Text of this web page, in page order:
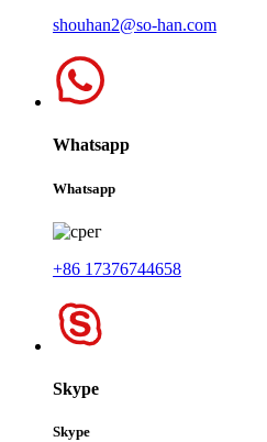
shouhan2@so-han.com
Whatsapp
Whatsapp
+86 17376744658
Skype
Skype